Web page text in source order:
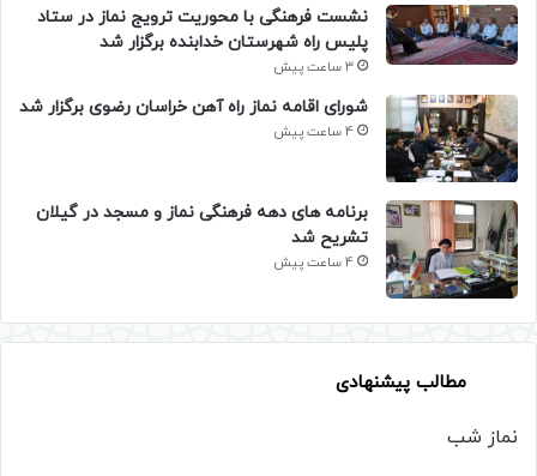
نشست فرهنگی با محوریت ترویج نماز در ستاد
پلیس راه شهرستان خدابنده برگزار شد
3 ساعت پیش
شورای اقامه نماز راه آهن خراسان رضوی برگزار شد
4 ساعت پیش
برنامه های دهه فرهنگی نماز و مسجد در گیلان
تشریح شد
4 ساعت پیش
مطالب پیشنهادی
نماز شب